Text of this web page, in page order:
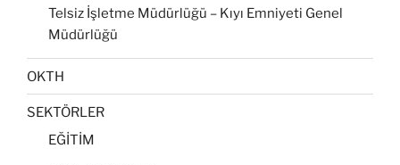
Telsiz İşletme Müdürlüğü – Kıyı Emniyeti Genel
Müdürlüğü
OKTH
SEKTÖRLER
EĞİTİM